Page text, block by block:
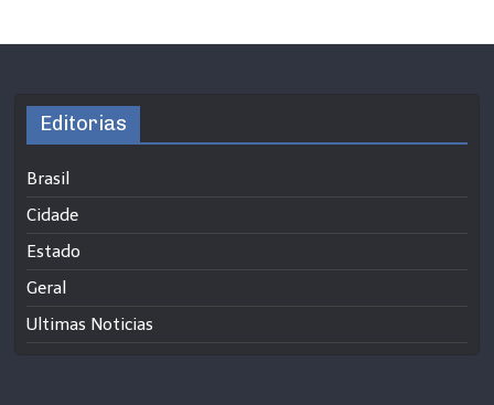
Editorias
Brasil
Cidade
Estado
Geral
Ultimas Noticias